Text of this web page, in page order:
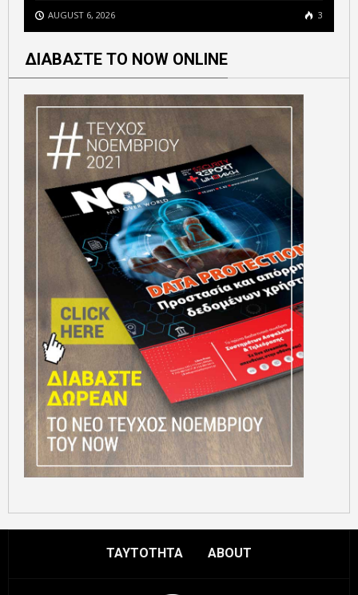
AUGUST 6, 2026 3
ΔΙΑΒΑΣΤΕ ΤΟ NOW ONLINE
ΤΑΥΤΟΤΗΤΑ ABOUT